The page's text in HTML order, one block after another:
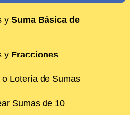
y Suma Básica de
y Fracciones
o Lotería de Sumas
Sumas de 10